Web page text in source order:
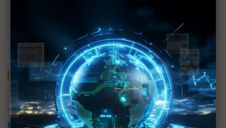
政府及企業委託之研究顧問專案主持人，關懷多
變局勢下的台灣產業發展之道。
關鍵字
SK海力士 三星電子 美國
中國
產能
半導體產業
加入已選取到「關鍵字追蹤」